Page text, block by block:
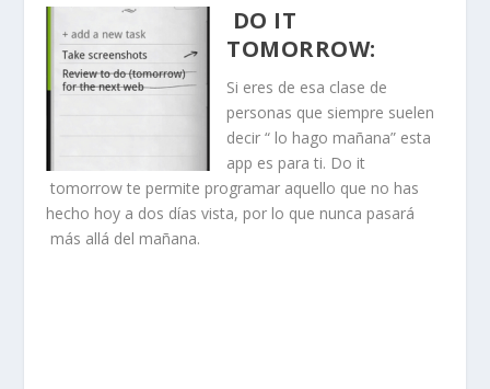
DO IT
TOMORROW:
Si eres de esa clase de
personas que siempre suelen
decir “ lo hago mañana” esta
app es para ti. Do it
tomorrow te permite programar aquello que no has
hecho hoy a dos días vista, por lo que nunca pasará
más allá del mañana.